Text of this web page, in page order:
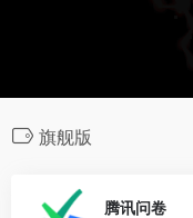
旗舰版
腾讯问卷